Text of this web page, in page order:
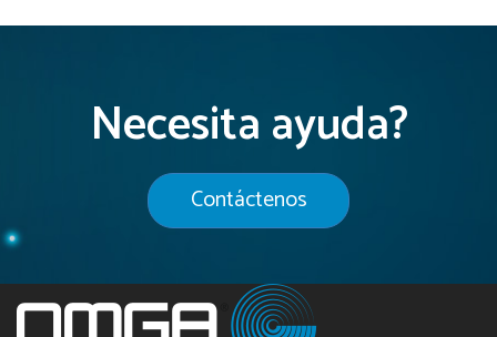
Necesita ayuda?
Contáctenos